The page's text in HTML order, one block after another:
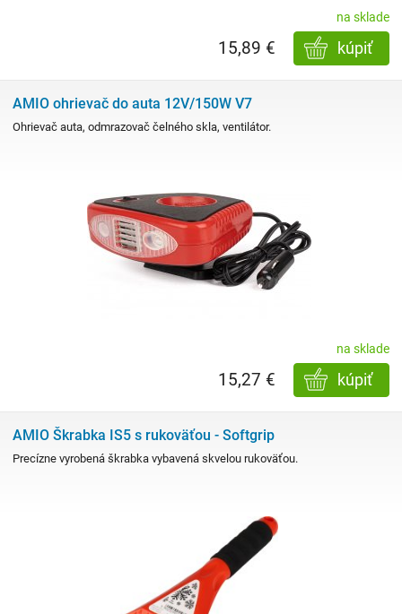
na sklade
kúpiť
15,89 €
AMIO ohrievač do auta 12V/150W V7
Ohrievač auta, odmrazovač čelného skla, ventilátor.
na sklade
kúpiť
15,27 €
AMIO Škrabka IS5 s rukoväťou - Softgrip
Precízne vyrobená škrabka vybavená skvelou rukoväťou.